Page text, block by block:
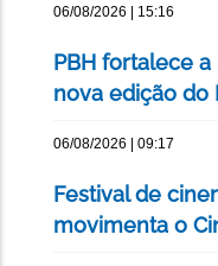
06/08/2026 | 15:16
PBH fortalece
nova edição do
06/08/2026 | 09:17
Festival de
movimenta o